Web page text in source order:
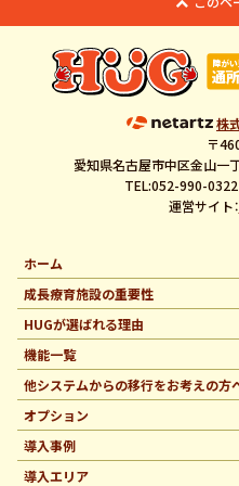
株
〒
愛知県名古屋市中区金山一
TEL:052-990-
運営サイト：
ホーム
成長療育施設の重要性
HUGが選ばれる理由
機能一覧
他システムからの移行をお考えの方
オプション
導入事例
導入エリア